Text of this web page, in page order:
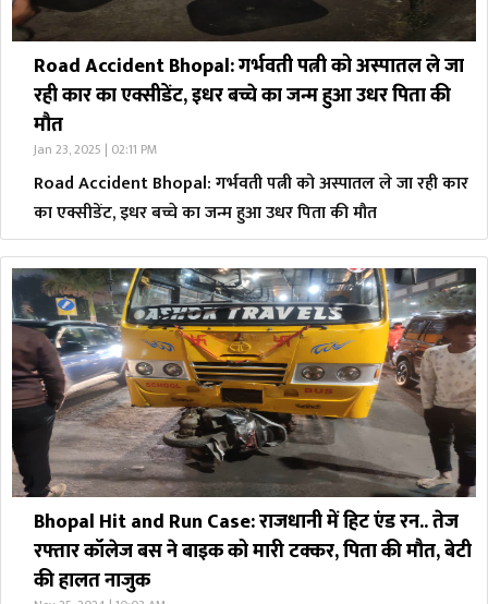
Road Accident Bhopal: गर्भवती पत्नी को अस्पातल ले जा
रही कार का एक्सीडेंट, इधर बच्चे का जन्म हुआ उधर पिता की
मौत
Jan 23, 2025 | 02:11 PM
Road Accident Bhopal: गर्भवती पत्नी को अस्पातल ले जा रही कार
का एक्सीडेंट, इधर बच्चे का जन्म हुआ उधर पिता की मौत
Bhopal Hit and Run Case: राजधानी में हिट एंड रन.. तेज
रफ्तार कॉलेज बस ने बाइक को मारी टक्कर, पिता की मौत, बेटी
की हालत नाजुक